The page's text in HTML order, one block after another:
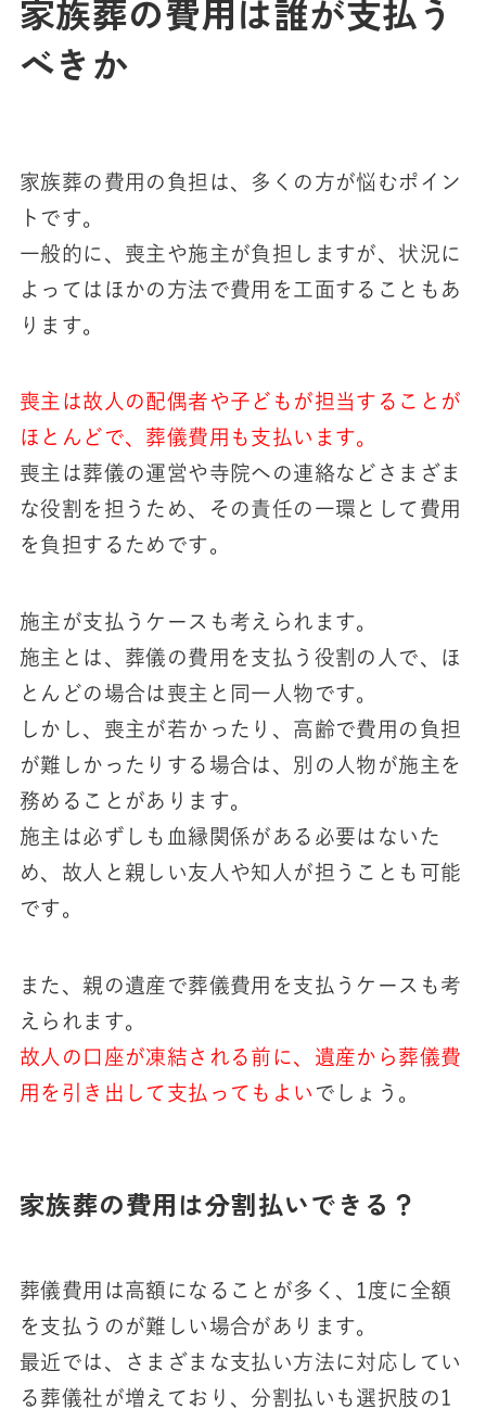
家族葬の費用は誰が支払う
べきか
家族葬の費用の負担は、多くの方が悩むポイン
トです。
一般的に、喪主や施主が負担しますが、状況に
よってはほかの方法で費用を工面することもあ
ります。
喪主は故人の配偶者や子どもが担当することが
ほとんどで、葬儀費用も支払います。
喪主は葬儀の運営や寺院への連絡などさまざま
な役割を担うため、その責任の一環として費用
を負担するためです。
施主が支払うケースも考えられます。
施主とは、葬儀の費用を支払う役割の人で、ほ
とんどの場合は喪主と同一人物です。
しかし、喪主が若かったり、高齢で費用の負担
が難しかったりする場合は、別の人物が施主を
務めることがあります。
施主は必ずしも血縁関係がある必要はないた
め、故人と親しい友人や知人が担うことも可能
です。
また、親の遺産で葬儀費用を支払うケースも考
えられます。
故人の口座が凍結される前に、遺産から葬儀費
用を引き出して支払ってもよい でしょう。
家族葬の費用は分割払いできる？
葬儀費用は高額になることが多く、1度に全額
を支払うのが難しい場合があります。
最近では、さまざまな支払い方法に対応してい
る葬儀社が増えており、分割払いも選択肢の1